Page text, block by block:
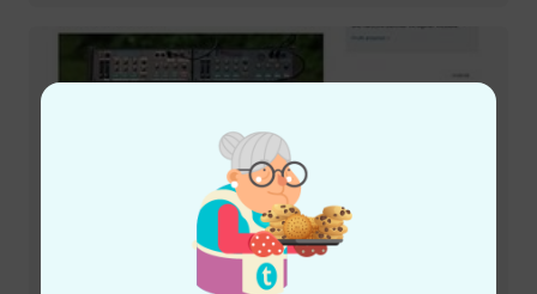
Sequenz Volca Rack